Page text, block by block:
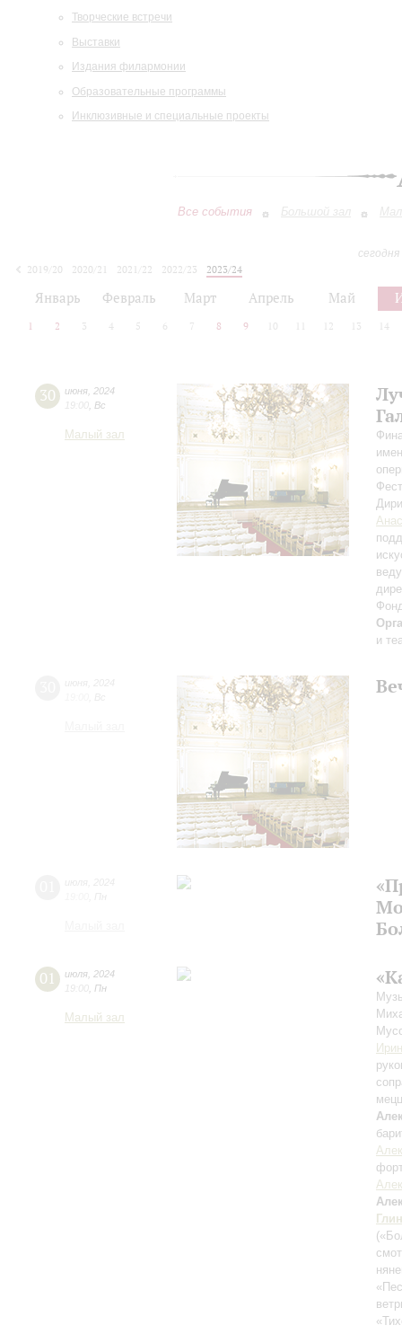
Творческие встречи
Выставки
Издания филармонии
Образовательные программы
Инклюзивные и специальные проекты
Все события Большой зал
2019/20
2020/21 2021/22 2022/23
2023/24
Январь Февраль Март Апрель Май
1 2 3 4 5 6 7 8 9 10 12 13 14
30 июня 2024
19:00 Вс
Малый зал
и
01 июля 2024
19:00 Пн
Малый зал